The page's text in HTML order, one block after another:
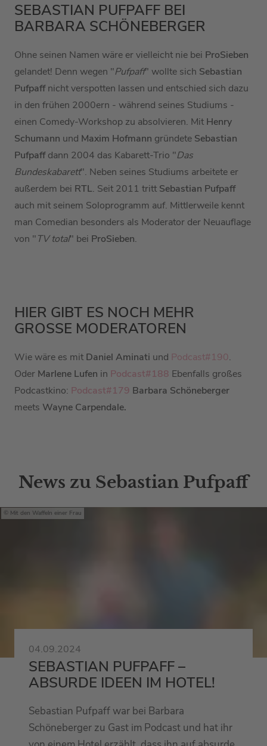
SEBASTIAN PUFPAFF BEI
BARBARA SCHÖNEBERGER
Ohne seinen Namen wäre er vielleicht nie bei ProSieben
gelandet! Denn wegen "Pufpaff" wollte sich Sebastian
Pufpaffnicht verspotten lassen und entschied sich dazu
in den frühen 2000ern - während seines Studiums -
einen Comedy-Workshop zu absolvieren. Mit Henry
Schumann und Maxim Hofmann gründete Sebastian
Pufpaffdann 2004 das Kabarett-Trio "Das
Bundeskabarett". Neben seines Studiums arbeitete er
außerdem bei RTL. Seit 2011 tritt Sebastian Pufpaff
auch mit seinem Soloprogramm auf. Mittlerweile kennt
man Comedian besonders als Moderator der Neuauflage
von "TV total" bei ProSieben.
HIER GIBT ES NOCH MEHR
GROSSE MODERATOREN
Wie wäre es mit Daniel Aminati und Podcast#190.
Oder Marlene Lufen in Podcast#188 Ebenfalls großes
Podcastkino: Podcast#179 Barbara Schöneberger
meets Wayne Carpendale.
News zu Sebastian Pufpaff
Mit den Waffeln einer Frau
04.09.2024
SEBASTIAN PUFPAFF –
ABSURDE IDEEN IM HOTEL!
Sebastian Pufpaff war bei Barbara
Schöneberger zu Gast im Podcast und hat ihr